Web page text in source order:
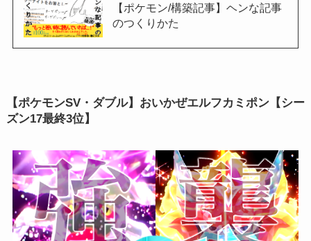
【ポケモン/構築記事】ヘンな記事
のつくりかた
【ポケモンSV・ダブル】おいかぜエルフカミポン【シー
ズン17最終3位】